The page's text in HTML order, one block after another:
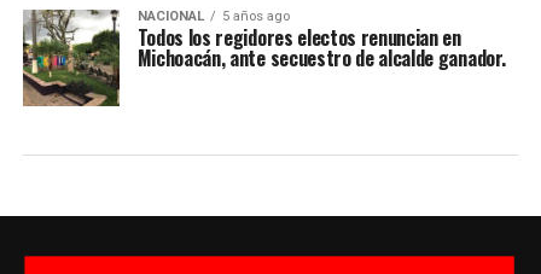
NACIONAL 5 años ago
Todos los regidores electos renuncian en
Michoacán, ante secuestro de alcalde ganador.